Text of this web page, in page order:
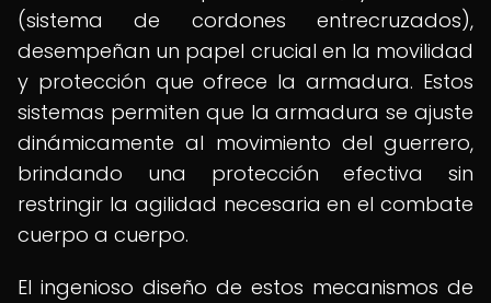
(sistema de cordones entrecruzados),
desempeñan un papel crucial en la movilidad
y protección que ofrece la armadura. Estos
sistemas permiten que la armadura se ajuste
dinámicamente al movimiento del guerrero,
brindando una protección efectiva sin
restringir la agilidad necesaria en el combate
cuerpo a cuerpo.
El ingenioso diseño de estos mecanismos de